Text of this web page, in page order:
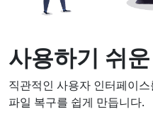
사용하기 쉬운
직관적인 사용자 인터페이
파일 복구를 쉽게 만듭니다.
English
日本
Deutsche
Norsk